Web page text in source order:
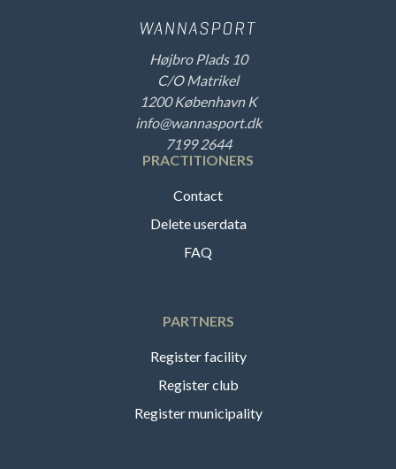
Højbro Plads 10
C/O Matrikel
1200 København K
info@wannasport.dk
7199 2644
PRACTITIONERS
Contact
Delete userdata
FAQ
PARTNERS
Register facility
Register club
Register municipality